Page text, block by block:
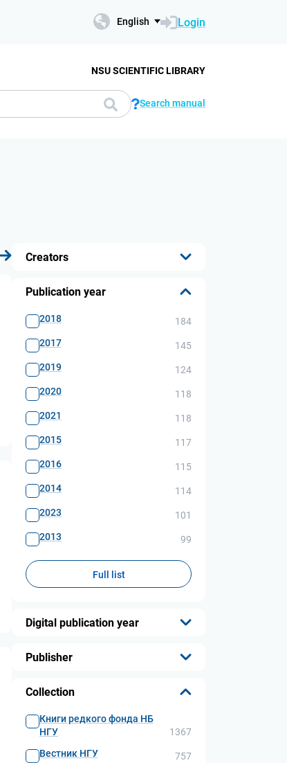
English Login
NSU SCIENTIFIC LIBRARY
Search manual
Creators
Publication year
2018
184
2017
145
2019
124
2020
118
2021
118
2015
117
2016
115
2014
114
2023
101
2013
99
Full list
Digital publication year
Publisher
Collection
Книги редкого фонда НБ
НГУ
1367
Вестник НГУ
757